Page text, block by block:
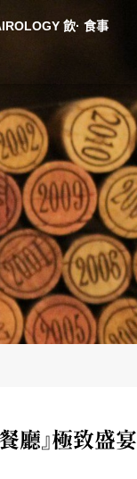
飲· 食事
廳』極致盛宴